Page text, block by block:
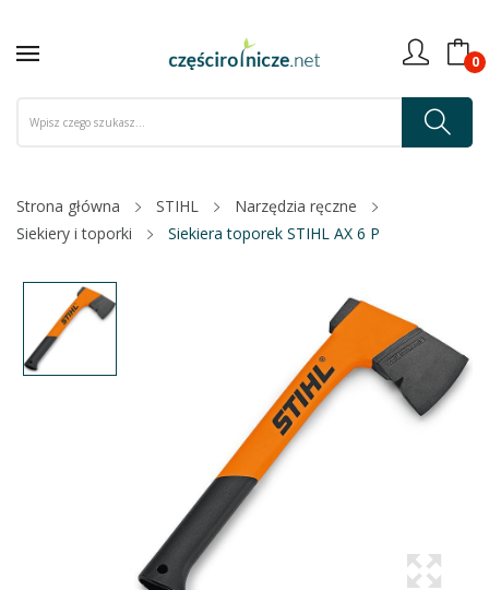
0
Strona główna STIHL
Narzędzia ręczne
Siekiery i toporki
Siekiera toporek STIHL AX 6 P